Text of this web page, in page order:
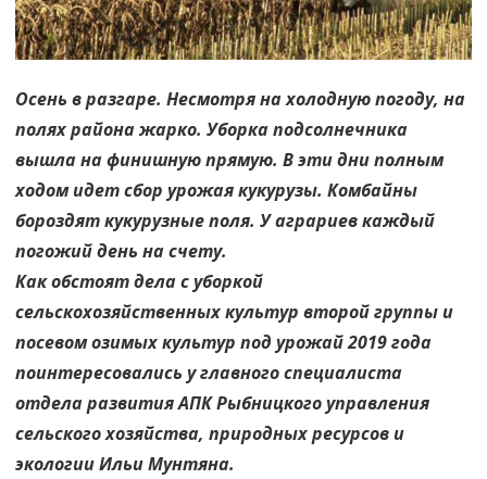
Осень в разгаре. Несмотря на холодную погоду, на
полях района жарко. Уборка подсолнечника
вышла на финишную прямую. В эти дни полным
ходом идет сбор урожая кукурузы. Комбайны
бороздят кукурузные поля. У аграриев каждый
погожий день на счету.
Как обстоят дела с уборкой
сельскохозяйственных культур второй группы и
посевом озимых культур под урожай 2019 года
поинтересовались у главного специалиста
отдела развития АПК Рыбницкого управления
сельского хозяйства, природных ресурсов и
экологии Ильи Мунтяна.